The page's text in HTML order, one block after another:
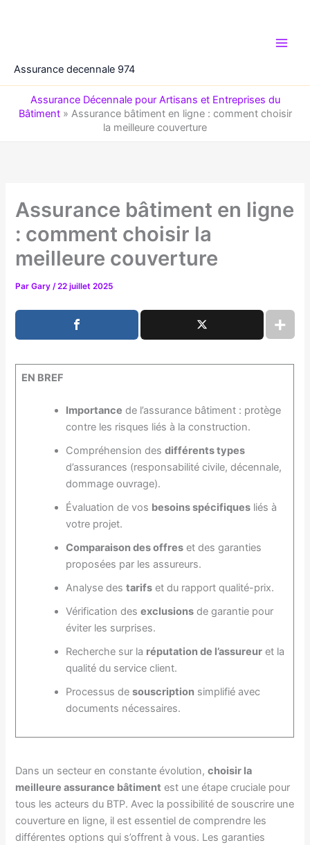
Assurance decennale 974
Assurance Décennale pour Artisans et Entreprises du
Bâtiment» Assurance bâtiment en ligne : comment choisir
la meilleure couverture
Assurance bâtiment en ligne
: comment choisir la
meilleure couverture
ParGary/22 juillet 2025
EN BREF
Importance de l’assurance bâtiment : protège
contre les risques liés à la construction.
Compréhension des différents types
d’assurances (responsabilité civile, décennale,
dommage ouvrage).
Évaluation de vos besoins spécifiquesliés à
votre projet.
Comparaison des offreset des garanties
proposées par les assureurs.
Analyse des tarifset du rapport qualité-prix.
Vérification des exclusionsde garantie pour
éviter les surprises.
Recherche sur la réputation de l’assureuret la
qualité du service client.
Processus de souscriptionsimplifié avec
documents nécessaires.
Dans un secteur en constante évolution,choisir la
meilleure assurance bâtiment est une étape cruciale pour
tous les acteurs du BTP. Avec la possibilité de souscrire une
couverture en ligne, il est essentiel de comprendre les
différentes options qui s’offrent à vous. Les garanties